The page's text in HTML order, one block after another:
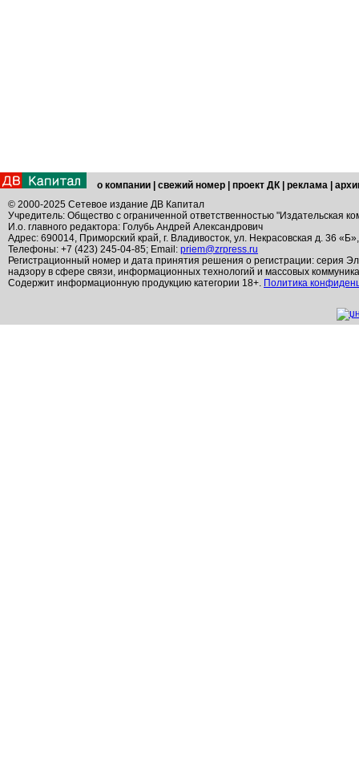
о компании свежий номер проект ДК реклама
© 2000-2025 Сетевое издание ДВ Капитал
Учредитель: Общество с ограниченной ответственностью "Издательская
И.о. главного редактора: Голубь Андрей Александрович
Адрес: 690014, Приморский край, г. Владивосток, ул. Некрасовская д. 36
Телефоны: +7 (423) 245-04-85; Email: priem@zrpress.ru
Регистрационный номер и дата принятия решения о регистрации: серия
надзору в сфере связи, информационных технологий и массовых
Содержит информационную продукцию категории 18+. Политика